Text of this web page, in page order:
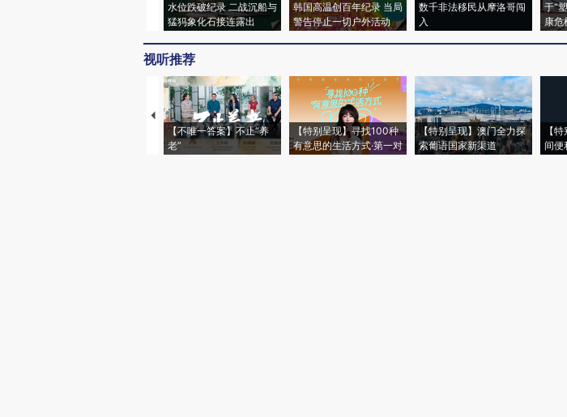
水位跌破纪录 二战沉船与
猛犸象化石接连露出
韩国高温创百年纪录 当局
警告停止一切户外活动
数千非法移民从摩洛哥闯
入
于“
康危
视听推荐
【不唯一答案】不止“养
老”
【特别呈现】寻找100种
有意思的生活方式·第一对
【特别呈现】澳门全力探
索葡语国家新渠道
【
间便